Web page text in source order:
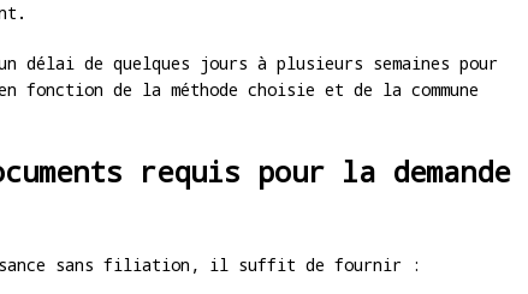
délai de quelques jours à plusieurs semaines pour
fonction de la méthode choisie et de la commune
requis pour la demande
sans filiation, il suffit de fournir :